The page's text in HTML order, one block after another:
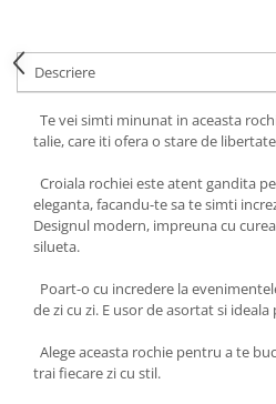
Descriere
Te vei simti minunat in aceasta
talie, care iti ofera o stare de
Croiala rochiei este atent gandita
eleganta, facandu-te sa te simti
Designul modern, impreuna cu
silueta.
Poart-o cu incredere la
de zi cu zi. E usor de asortat si
Alege aceasta rochie pentru a te
trai fiecare zi cu stil.